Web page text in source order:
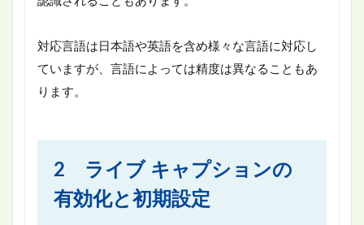
対応言語は日本語や英語を含め様々な言語に対応し
ていますが、言語によっては精度は異なることもあ
ります。
2 ライブ キャプションの
有効化と初期設定